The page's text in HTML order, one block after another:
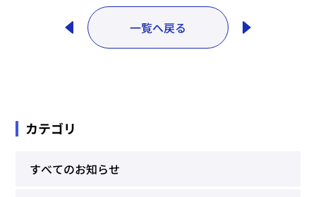
一覧へ戻る
カテゴリ
すべてのお知らせ